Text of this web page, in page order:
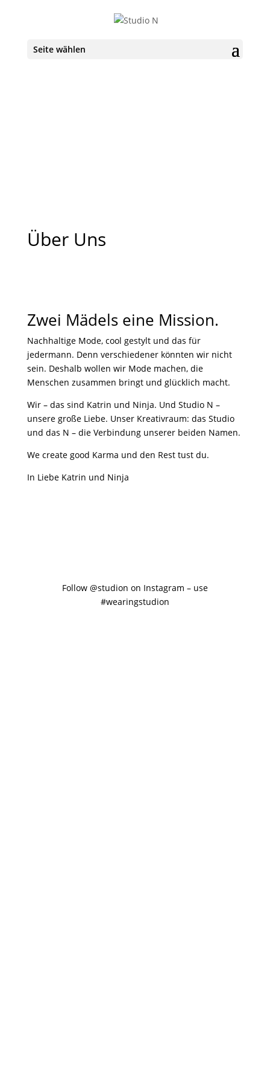
Seite wählen
Über Uns
Zwei Mädels eine Mission.
Nachhaltige Mode, cool gestylt und das für
jedermann. Denn verschiedener könnten wir nicht
sein. Deshalb wollen wir Mode machen, die
Menschen zusammen bringt und glücklich macht.
Wir – das sind Katrin und Ninja. Und Studio N –
unsere große Liebe. Unser Kreativraum: das Studio
und das N – die Verbindung unserer beiden Namen.
We create good Karma und den Rest tust du.
In Liebe Katrin und Ninja
Follow @studion on Instagram – use
#wearingstudion